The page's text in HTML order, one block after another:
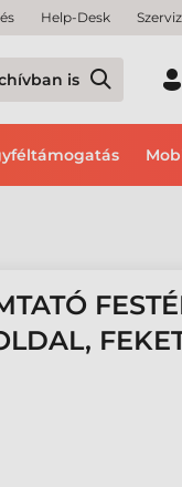
Help-Desk Szerviz
is